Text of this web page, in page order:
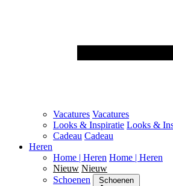
Vacatures Vacatures
Looks & Inspiratie Looks &
Cadeau Cadeau
Heren
Home | Heren Home | Heren
Nieuw Nieuw
Schoenen
Schoenen